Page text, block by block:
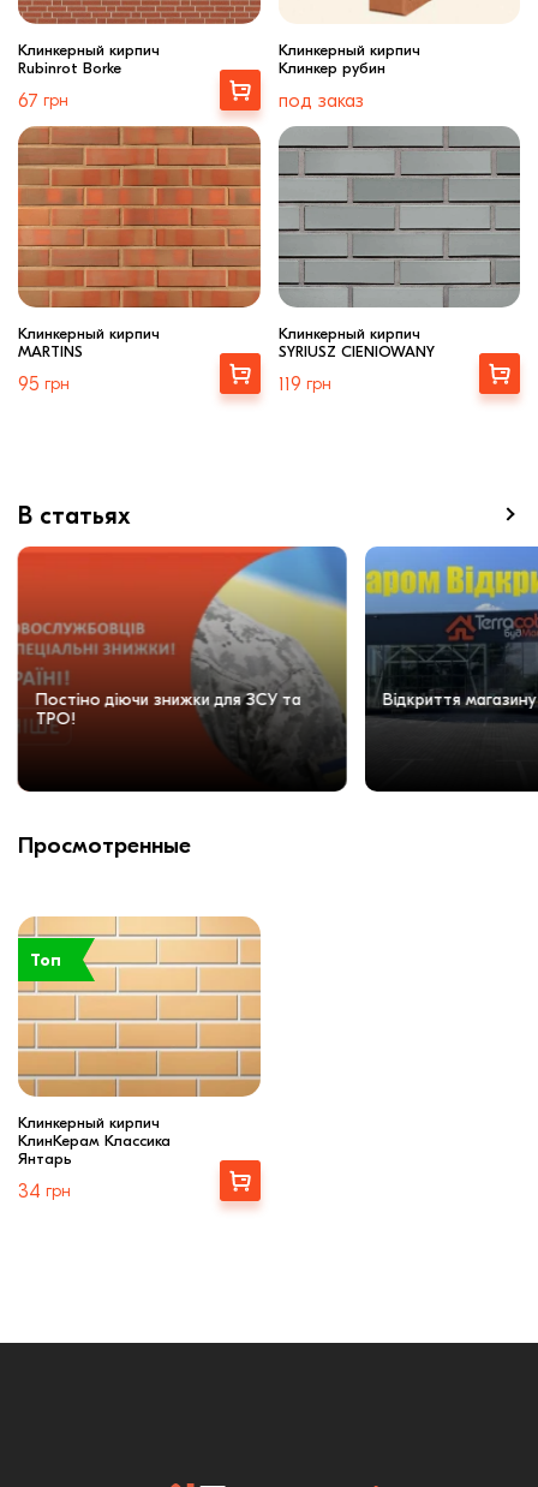
Клинкерный кирпич
Rubinrot Borke
67 грн
Купити
Клинкерный кирпич
Клинкер рубин
под заказ
Клинкерный кирпич
MARTINS
95 грн
Купити
Клинкерный кирпич
SYRIUSZ CIENIOWANY
119 грн
Выбрать
В статьях
Постіно діючи знижки для ЗСУ та
ТРО!
Відкриття магазину
Просмотренные
Топ
Клинкерный кирпич
КлинКерам Классика
Янтарь
34 грн
Выбрать